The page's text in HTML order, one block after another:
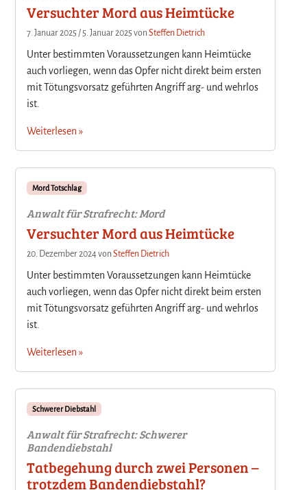
Versuchter Mord aus Heimtücke
7. Januar 2025 / 5. Januar 2025vonSteffen Dietrich
Unter bestimmten Voraussetzungen kann Heimtücke
auch vorliegen, wenn das Opfer nicht direkt beim ersten
mit Tötungsvorsatz geführten Angriff arg- und wehrlos
ist.
Weiterlesen »
Mord Totschlag
Anwalt für Strafrecht: Mord
Versuchter Mord aus Heimtücke
20. Dezember 2024vonSteffen Dietrich
Unter bestimmten Voraussetzungen kann Heimtücke
auch vorliegen, wenn das Opfer nicht direkt beim ersten
mit Tötungsvorsatz geführten Angriff arg- und wehrlos
ist.
Weiterlesen »
Schwerer Diebstahl
Anwalt für Strafrecht: Schwerer
Bandendiebstahl
Tatbegehung durch zwei Personen –
trotzdem Bandendiebstahl?